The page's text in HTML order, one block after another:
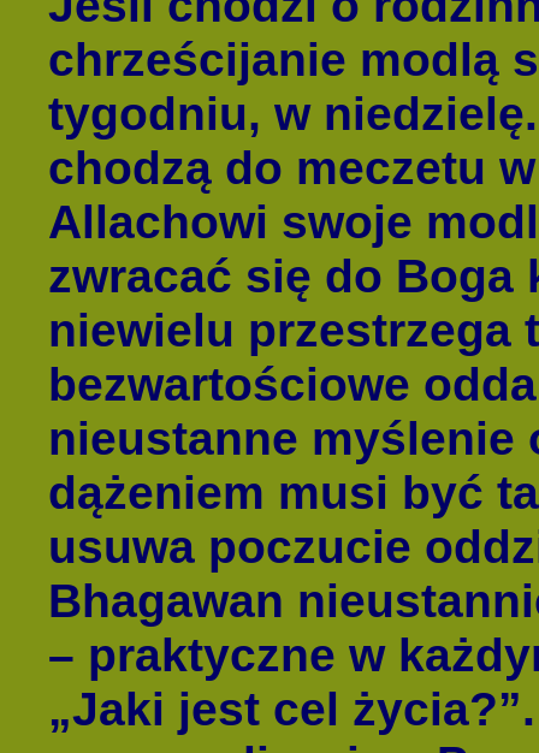
chrześcijanie modlą
tygodniu, w
chodzą do meczetu
Allachowi swoje
zwracać się do Boga
niewielu przestrzega
bezwartościowe
nieustanne myślenie
dążeniem musi być
usuwa poczucie
Bhagawan
– praktyczne w
„Jaki jest cel